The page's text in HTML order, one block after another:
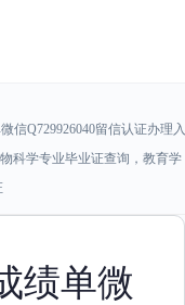
信Q729926040留信认证办理入
科学专业毕业证查询，教育学
绩单微